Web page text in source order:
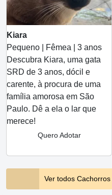
Kiara
Pequeno | Fêmea | 3 anos
Descubra Kiara, uma gata
SRD de 3 anos, dócil e
carente, à procura de uma
família amorosa em São
Paulo. Dê a ela o lar que
merece!
Quero Adotar
Ver todos